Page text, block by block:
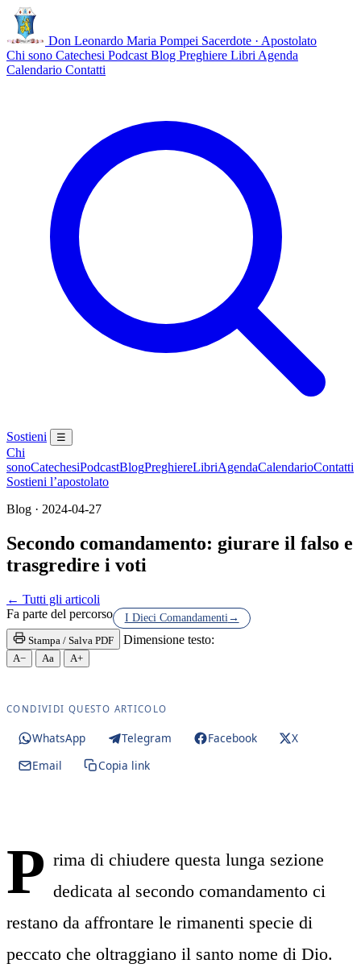
Don Leonardo Maria Pompei Sacerdote · Apostolato
Chi sono Catechesi Podcast Blog Preghiere Libri Agenda
Calendario Contatti
Sostieni ☰
Chi
sonoCatechesiPodcastBlogPreghiereLibriAgendaCalendarioContatti
Sostieni l’apostolato
Blog · 2024-04-27
Secondo comandamento: giurare il falso e
trasgredire i voti
← Tutti gli articoli
Fa parte del percorso
I Dieci Comandamenti →
Stampa / Salva PDF
Dimensione testo:
A− Aa A+
CONDIVIDI QUESTO ARTICOLO
WhatsApp Telegram Facebook
X
Email
Copia link
P rima di chiudere questa lunga sezione
dedicata al secondo comandamento ci
restano da affrontare le rimanenti specie di
peccato che oltraggiano il santo nome di Dio.